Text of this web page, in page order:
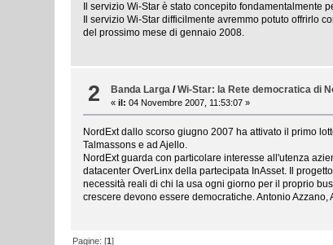
Il servizio Wi-Star è stato concepito fondamentalmente
Il servizio Wi-Star difficilmente avremmo potuto offrirlo
del prossimo mese di gennaio 2008.
2 Banda Larga /Wi-Star: la Rete democratica di
«il: 04 Novembre 2007, 11:53:07 »
NordExt dallo scorso giugno 2007 ha attivato il primo
Talmassons e ad Ajello.
NordExt guarda con particolare interesse all'utenza
datacenter OverLinx della partecipata InAsset. Il
necessità reali di chi la usa ogni giorno per il proprio
crescere devono essere democratiche. Antonio
Pagine: [1]